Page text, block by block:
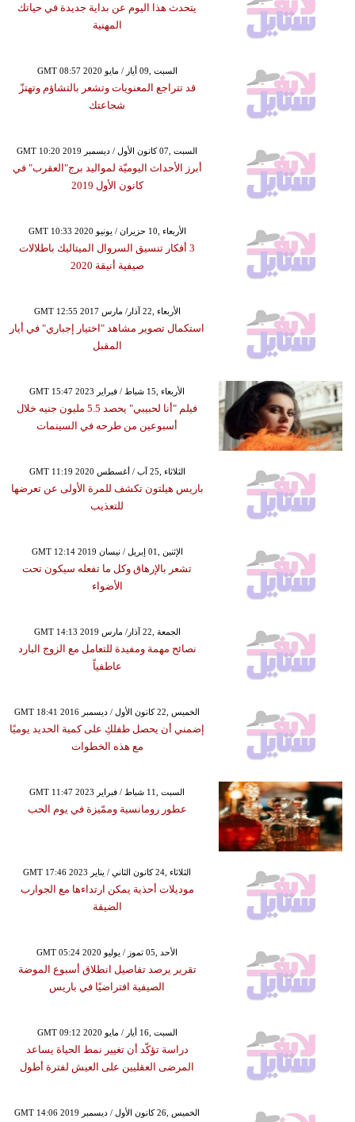
يتحدث هذا اليوم عن بداية جديدة في حياتك
المهنية
GMT 08:57 2020 السبت ,09 أيار / مايو
قد تتراجع المعنويات وتشعر بالتشاؤم وتهتزّ
شجاعتك
GMT 10:20 2019 السبت ,07 كانون الأول / ديسمبر
أبرز الأحداث اليوميّة لمواليد برج"العقرب" في
كانون الأول 2019
GMT 10:33 2020 الأربعاء ,10 حزيران / يونيو
3 أفكار تنسيق السروال الميتاليك باطلالات
صيفية أنيقة 2020
GMT 12:55 2017 الأربعاء ,22 آذار/ مارس
استكمال تصوير مشاهد "اختيار إجباري" في أيار
المقبل
GMT 15:47 2023 الأربعاء ,15 شباط / فبراير
فيلم "أنا لحبيبي" يحصد 5.5 مليون جنيه خلال
أسبوعين من طرحه في السينمات
GMT 11:19 2020 الثلاثاء ,25 آب / أغسطس
باريس هيلتون تكشف للمرة الأولى عن تعرضها
للتعذيب
GMT 12:14 2019 الإثنين ,01 إبريل / نيسان
تشعر بالإرهاق وكل ما تفعله سيكون تحت
الأضواء
GMT 14:13 2019 الجمعة ,22 آذار/ مارس
نصائح مهمة ومفيدة للتعامل مع الزوج البارد
عاطفياً
GMT 18:41 2016 الخميس ,22 كانون الأول / ديسمبر
إضمني أن يحصل طفلكِ على كمية الحديد يوميًا
مع هذه الخطوات
GMT 11:47 2023 السبت ,11 شباط / فبراير
عطور رومانسية وممّيزة في يوم الحب
GMT 17:46 2023 الثلاثاء ,24 كانون الثاني / يناير
موديلات أحذية يمكن ارتداءها مع الجوارب
الضيقة
GMT 05:24 2020 الأحد ,05 تموز / يوليو
تقرير يرصد تفاصيل انطلاق أسبوع الموضة
الصيفية افتراضيًا في باريس
GMT 09:12 2020 السبت ,16 أيار / مايو
دراسة تؤكّد أن تغيير نمط الحياة يساعد
المرضى العقليين على العيش لفترة أطول
GMT 14:06 2019 الخميس ,26 كانون الأول / ديسمبر